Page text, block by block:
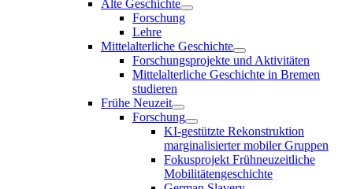
Alte Geschichte
Forschung
Lehre
Mittelalterliche Geschichte
Forschungsprojekte und Aktivitäten
Mittelalterliche Geschichte in Bremen
studieren
Frühe Neuzeit
Forschung
KI-gestützte Rekonstruktion
marginalisierter mobiler Gruppen
Fokusprojekt Frühneuzeitliche
Mobilitätengeschichte